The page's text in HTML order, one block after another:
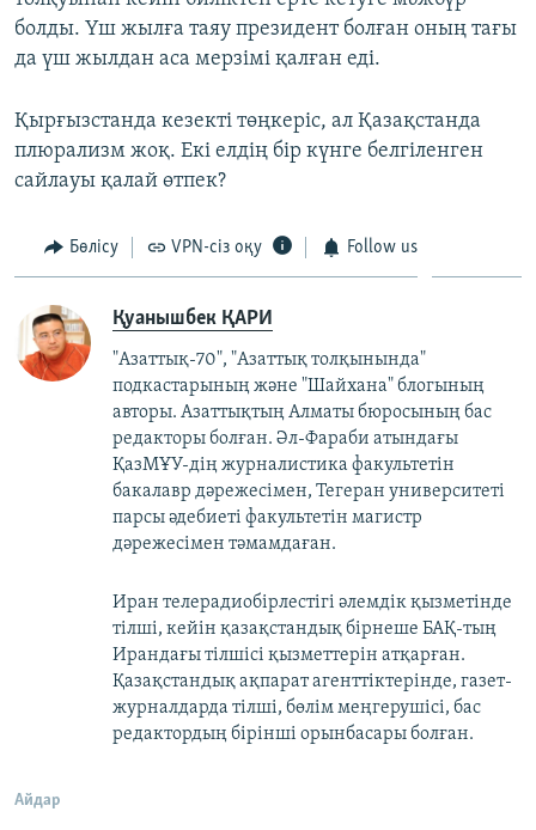
болды. Үш жылға таяу президент болған оның тағы
да үш жылдан аса мерзімі қалған еді.
Қырғызстанда кезекті төңкеріс, ал Қазақстанда
плюрализм жоқ. Екі елдің бір күнге белгіленген
сайлауы қалай өтпек?
Бөлісу VPN-сіз оқу Follow us
Қуанышбек ҚАРИ
"Азаттық-70", "Азаттық толқынында"
подкастарының және "Шайхана" блогының
авторы. Азаттықтың Алматы бюросының бас
редакторы болған. Әл-Фараби атындағы
ҚазМҰУ-дің журналистика факультетін
бакалавр дәрежесімен, Тегеран университеті
парсы әдебиеті факультетін магистр
дәрежесімен тәмамдаған.
Иран телерадиобірлестігі әлемдік қызметінде
тілші, кейін қазақстандық бірнеше БАҚ-тың
Ирандағы тілшісі қызметтерін атқарған.
Қазақстандық ақпарат агенттіктерінде, газет-
журналдарда тілші, бөлім меңгерушісі, бас
редактордың бірінші орынбасары болған.
Айдар